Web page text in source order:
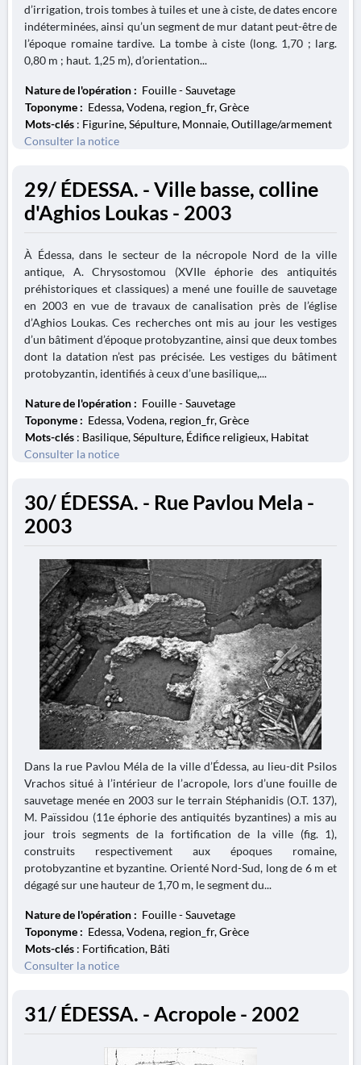
d’irrigation, trois tombes à tuiles et une à ciste, de dates encore
indéterminées, ainsi qu’un segment de mur datant peut-être de
l’époque romaine tardive. La tombe à ciste (long. 1,70 ; larg.
0,80 m ; haut. 1,25 m), d’orientation...
Nature de l'opération : Fouille - Sauvetage
Toponyme : Edessa, Vodena, region_fr, Grèce
Mots-clés : Figurine, Sépulture, Monnaie, Outillage/armement
Consulter la notice
29/ ÉDESSA. - Ville basse, colline
d'Aghios Loukas - 2003
À Édessa, dans le secteur de la nécropole Nord de la ville
antique, A. Chrysostomou (XVIIe éphorie des antiquités
préhistoriques et classiques) a mené une fouille de sauvetage
en 2003 en vue de travaux de canalisation près de l’église
d’Aghios Loukas. Ces recherches ont mis au jour les vestiges
d’un bâtiment d’époque protobyzantine, ainsi que deux tombes
dont la datation n’est pas précisée. Les vestiges du bâtiment
protobyzantin, identifiés à ceux d’une basilique,...
Nature de l'opération : Fouille - Sauvetage
Toponyme : Edessa, Vodena, region_fr, Grèce
Mots-clés : Basilique, Sépulture, Édifice religieux, Habitat
Consulter la notice
30/ ÉDESSA. - Rue Pavlou Mela -
2003
Dans la rue Pavlou Méla de la ville d’Édessa, au lieu-dit Psilos
Vrachos situé à l’intérieur de l’acropole, lors d’une fouille de
sauvetage menée en 2003 sur le terrain Stéphanidis (O.T. 137),
M. Païssidou (11e éphorie des antiquités byzantines) a mis au
jour trois segments de la fortification de la ville (fig. 1),
construits respectivement aux époques romaine,
protobyzantine et byzantine. Orienté Nord-Sud, long de 6 m et
dégagé sur une hauteur de 1,70 m, le segment du...
Nature de l'opération : Fouille - Sauvetage
Toponyme : Edessa, Vodena, region_fr, Grèce
Mots-clés : Fortification, Bâti
Consulter la notice
31/ ÉDESSA. - Acropole - 2002